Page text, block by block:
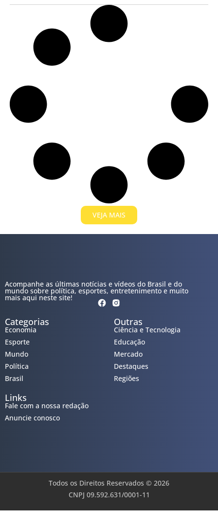
VEJA MAIS
Acompanhe as últimas notícias e vídeos do Brasil e do
mundo sobre política, esportes, entretenimento e muito
mais aqui neste site!
Categorias
Economia
Esporte
Mundo
Política
Brasil
Outras
Ciência e Tecnologia
Educação
Mercado
Destaques
Regiões
Links
Fale com a nossa redação
Anuncie conosco
Todos os Direitos Reservados © 2026
CNPJ 09.592.631/0001-11